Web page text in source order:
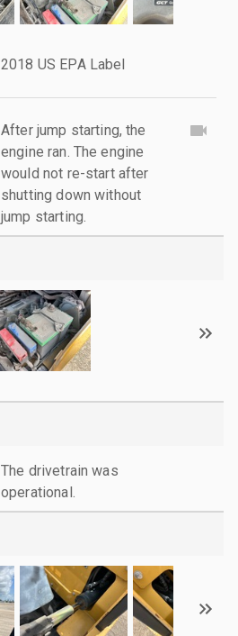
2018 US EPA Label
After jump starting, the
engine ran. The engine
would not re-start after
shutting down without
jump starting.
The drivetrain was
operational.